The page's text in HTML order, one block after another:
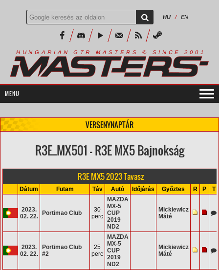
HU / EN
H U N G A R I A N G T R M A S T E R S © S I N C E 2 0 0 1
VERSENYNAPTÁR
R3E_MX501 - R3E MX5 Bajnokság
R3E MX5 2023 Tavasz
Dátum Futam Táv Autó Időjárás Győztes R P T
2023.
02. 22.
Portimao Club
30
perc
MAZDA
MX-5
CUP
2019
ND2
Mickiewicz
Máté
2023.
02. 22.
Portimao Club
#2
25
perc
MAZDA
MX-5
CUP
2019
ND2
Mickiewicz
Máté